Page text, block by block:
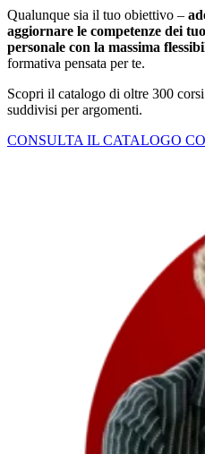
Qualunque sia il tuo obiettivo –
aggiornare le competenze dei
personale con la massima
formativa pensata per te.
Scopri il catalogo di oltre 300
suddivisi per argomenti.
CONSULTA IL CATALOGO